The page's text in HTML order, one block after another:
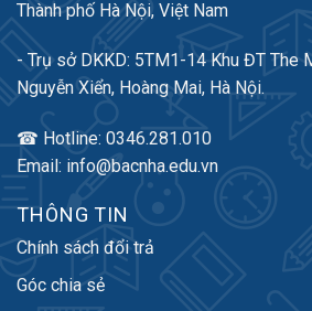
Thành phố Hà Nội, Việt Nam
- Trụ sở DKKD: 5TM1-14 Khu ĐT The
Nguyễn Xiển, Hoàng Mai, Hà Nội.
☎ Hotline: 0346.281.010
Email: info@bacnha.edu.vn
THÔNG TIN
Chính sách đổi trả
Góc chia sẻ